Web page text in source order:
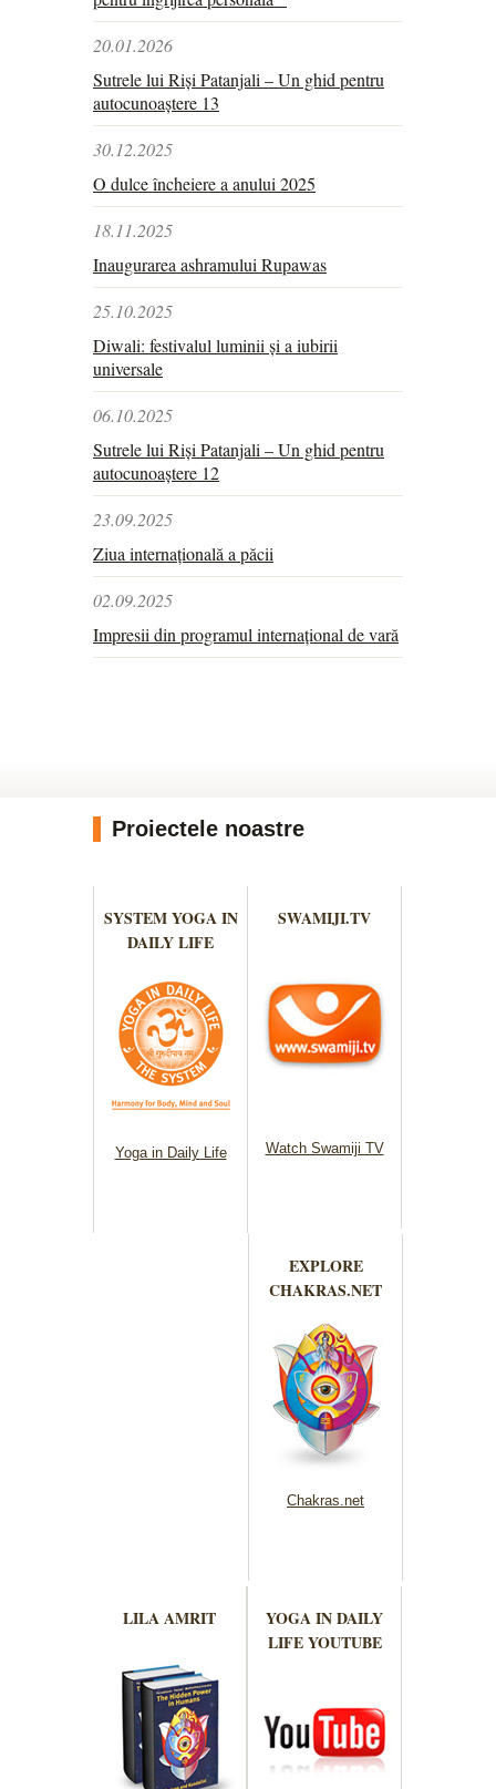
20.01.2026
Sutrele lui Riși Patanjali – Un ghid pentru
autocunoaștere 13
30.12.2025
O dulce încheiere a anului 2025
18.11.2025
Inaugurarea ashramului Rupawas
25.10.2025
Diwali: festivalul luminii și a iubirii
universale
06.10.2025
Sutrele lui Riși Patanjali – Un ghid pentru
autocunoaștere 12
23.09.2025
Ziua internațională a păcii
02.09.2025
Impresii din programul internațional de vară
Proiectele noastre
SYSTEM YOGA IN
DAILY LIFE
Yoga in Daily Life
SWAMIJI.TV
Watch Swamiji TV
EXPLORE
CHAKRAS.NET
Chakras.net
LILA AMRIT
YOGA IN DAILY
LIFE YOUTUBE